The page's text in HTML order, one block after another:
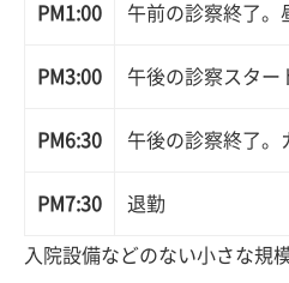
PM1:00 午前の診察終了。
PM3:00 午後の診察スター
PM6:30 午後の診察終了。
PM7:30 退勤
入院設備などのない小さな規